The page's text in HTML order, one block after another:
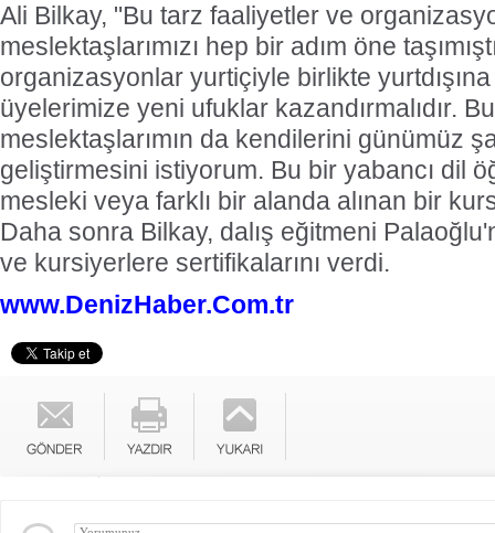
Ali Bilkay, "Bu tarz faaliyetler ve
meslektaşlarımızı hep bir adım öne
organizasyonlar yurtiçiyle birlikte
üyelerimize yeni ufuklar kazandırmalıdır.
meslektaşlarımın da kendilerini günümüz
geliştirmesini istiyorum. Bu bir yabancı dil
mesleki veya farklı bir alanda alınan bir
Daha sonra Bilkay, dalış eğitmeni
ve kursiyerlere sertifikalarını verdi.
www.DenizHaber.Com.tr